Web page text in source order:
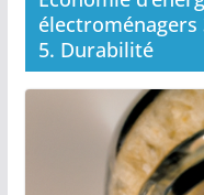
5. Durabilité